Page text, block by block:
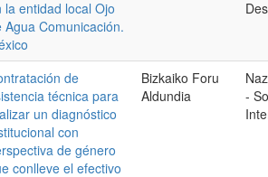
la entidad local Ojo
Agua Comunicación.
de
técnica para
un diagnóstico
con
de género
conlleve el efectivo
Bizkaiko Foru
Aldundia
-